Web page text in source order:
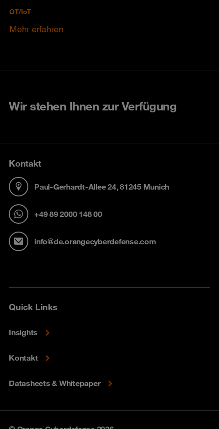
OT/IoT
Mehr erfahren
Wir stehen Ihnen zur Verfügung
Kontakt
Paul-Gerhardt-Allee 24, 81245 Munich
+49 89 2000 148 00
info@de.orangecyberdefense.com
Quick Links
Insights
Kontakt
Datasheets & Whitepaper